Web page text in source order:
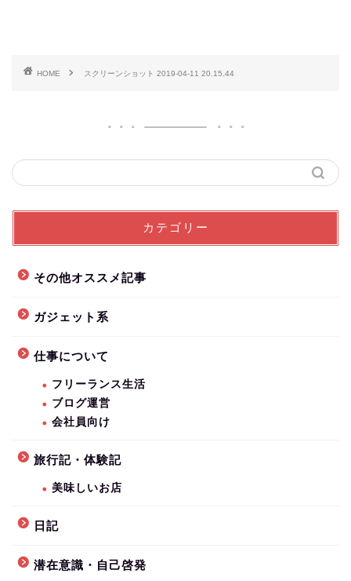
HOME スクリーンショット 2019-04-11 20.15.44
カテゴリー
その他オススメ記事
ガジェット系
仕事について
フリーランス生活
ブログ運営
会社員向け
旅行記・体験記
美味しいお店
日記
潜在意識・自己啓発